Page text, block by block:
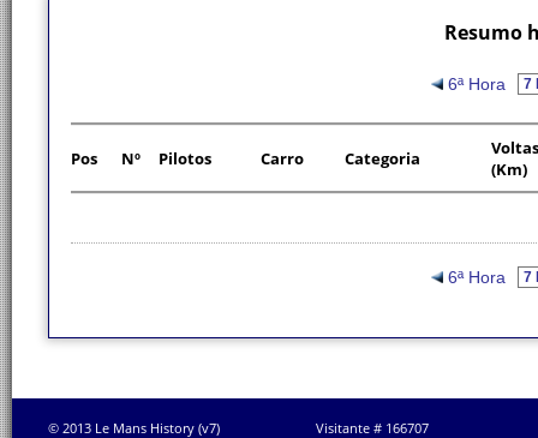
Resumo
6ª Hora
Pos Nº Pilotos Carro Categoria
Voltas
(Km)
6ª Hora
© 2013 Le Mans History (v7) Visitante # 166707